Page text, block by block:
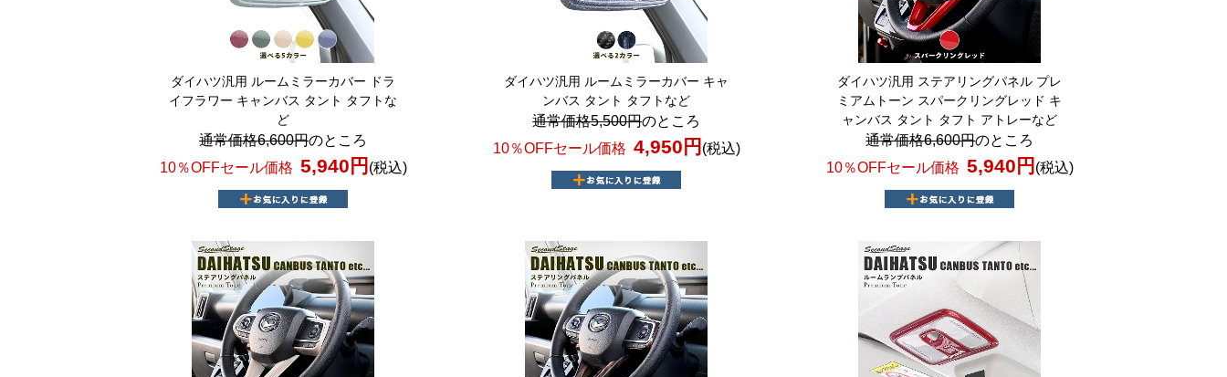
ダイハツ汎用 ルームミラーカバー ドラ
イフラワー キャンバス タント タフトな
ど
通常価格6,600円のところ
10％OFFセール価格 5,940円 (税込)
ダイハツ汎用 ルームミラーカバー キャ
ンバス タント タフトなど
通常価格5,500円のところ
10％OFFセール価格 4,950円 (税込)
ダイハツ汎用 ステアリングパネル プレ
ミアムトーン スパークリングレッド キ
ャンバス タント タフト アトレーなど
通常価格6,600円のところ
10％OFFセール価格 5,940円 (税込)